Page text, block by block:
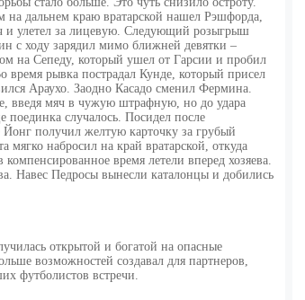
на дальнем краю вратарской нашел Рэшфорда,
и улетел за лицевую. Следующий розыгрыш
с ходу зарядил мимо ближней девятки –
на Сепеду, который ушел от Гарсии и пробил
время рывка пострадал Кунде, который присел
Араухо. Заодно Касадо сменил Фермина.
введя мяч в чужую штрафную, но до удара
поединка случалось. Посидел после
получил желтую карточку за грубый
мягко набросил на край вратарской, откуда
время летели вперед хозяева.
Навес Педросы вынесли каталонцы и добились
открытой и богатой на опасные
возможностей создавал для партнеров,
футболистов встречи.